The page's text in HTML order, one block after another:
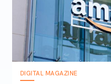
DIGITAL MAGAZINE